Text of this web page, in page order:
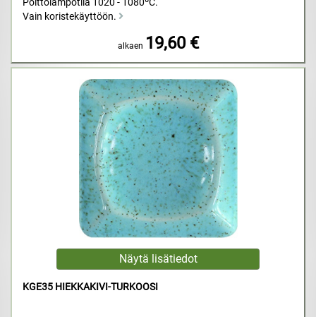
Polttolämpötila 1020 - 1080ºC.
Vain koristekäyttöön.
alkaen 19,60 €
KGE35 HIEKKAKIVI-TURKOOSI